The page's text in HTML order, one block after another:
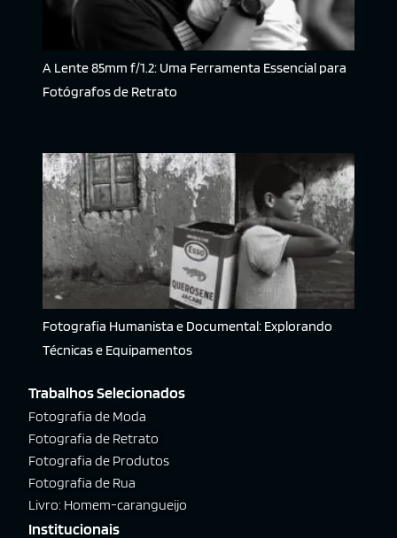
A Lente 85mm f/1.2: Uma Ferramenta Essencial para
Fotógrafos de Retrato
Fotografia Humanista e Documental: Explorando
Técnicas e Equipamentos
Trabalhos Selecionados
Fotografia de Moda
Fotografia de Retrato
Fotografia de Produtos
Fotografia de Rua
Livro: Homem-carangueijo
Institucionais